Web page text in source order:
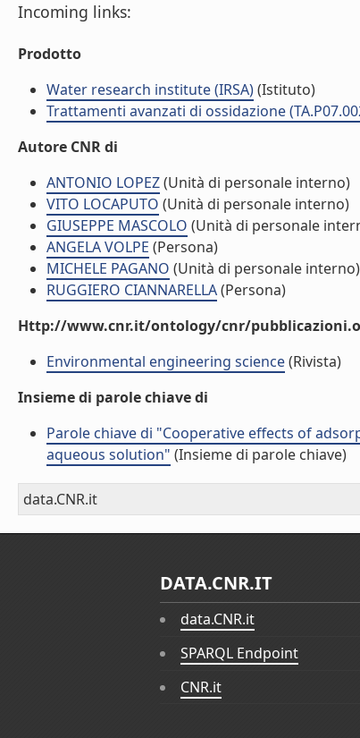
Incoming links:
Prodotto
Water research institute (IRSA)(Istituto)
Trattamenti avanzati di ossidazione
Autore CNR di
ANTONIO LOPEZ(Unità di personale interno)
VITO LOCAPUTO (Unità di personale interno)
GIUSEPPE MASCOLO (Unità di personale
ANGELA VOLPE (Persona)
MICHELE PAGANO (Unità di personale interno)
RUGGIERO CIANNARELLA(Persona)
Http://www.cnr.it/ontology/cnr/
Environmental engineering science(Rivista)
Insieme di parole chiave di
Parole chiave di "Cooperative effects of
aqueous solution" (Insieme di parole chiave)
data.CNR.it
DATA.CNR.IT
data.CNR.it
SPARQL Endpoint
CNR.it